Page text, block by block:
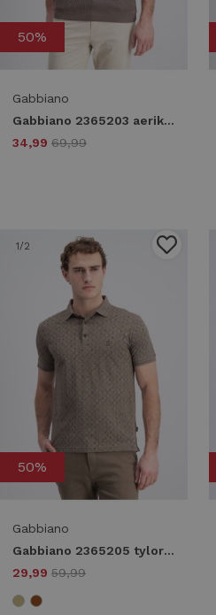
50%
Gabbiano
Gabbiano 2365203 aerik Poloshirts 4232 wood brown
34,99 69,99
1/2
50%
Gabbiano
Gabbiano 2365205 tylor Poloshirts 4232 wood brown
29,99 59,99